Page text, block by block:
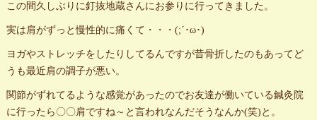
この間久しぶりに釘抜地蔵さんにお参りに行ってきました。
実は肩がずっと慢性的に痛くて・・・(;´･ω･)
ヨガやストレッチをしたりしてるんですが昔骨折したのもあってど
うも最近肩の調子が悪い。
関節がずれてるような感覚があったのでお友達が働いている鍼灸院
に行ったら〇〇肩ですね～と言われなんだそうなんか(笑)と。